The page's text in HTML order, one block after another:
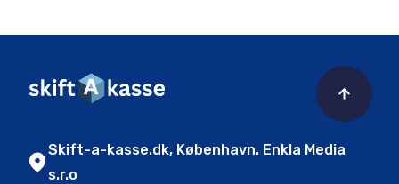
Skift-a-kasse.dk, København. Enkla Media
s.r.o